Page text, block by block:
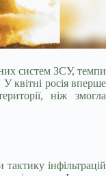
систем ЗСУ, темпи
квітні росія вперше
ніж змогла
інфільтрацій